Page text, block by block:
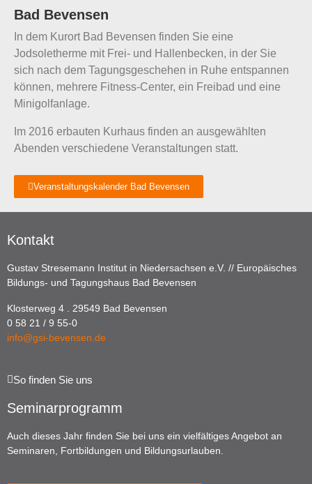
Bad Bevensen
In dem Kurort Bad Bevensen finden Sie eine
Jodsoletherme mit Frei- und Hallenbecken, in der Sie
sich nach dem Tagungsgeschehen in Ruhe entspannen
können, mehrere Fitness-Center, ein Freibad und eine
Minigolfanlage.
Im 2016 erbauten Kurhaus finden an ausgewählten
Abenden verschiedene Veranstaltungen statt.
Veranstaltungskalender Bad Bevensen
Kontakt
Gustav Stresemann Institut in Niedersachsen e.V. // Europäisches
Bildungs- und Tagungshaus Bad Bevensen
Klosterweg 4 . 29549 Bad Bevensen
0 58 21 / 9 55-0
info@gsi-bevensen.de
So finden Sie uns
Seminarprogramm
Auch dieses Jahr finden Sie bei uns ein vielfältiges Angebot an
Seminaren, Fortbildungen und Bildungsurlauben.